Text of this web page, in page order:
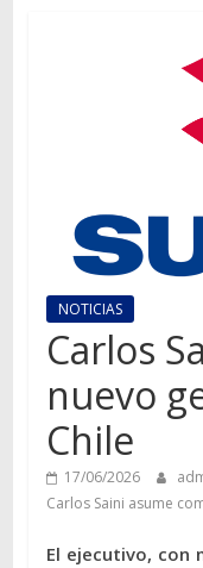
transporte
NOTICIAS
Carlos
nuevo
Chile
17/06/2026
Carlos Saini asume
El ejecutivo, con